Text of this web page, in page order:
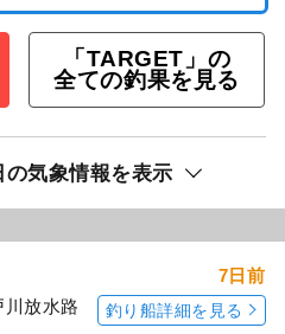
「TARGET」の
全ての釣果を見る
の気象情報を表示
放水路
7日前
釣り船詳細を見る